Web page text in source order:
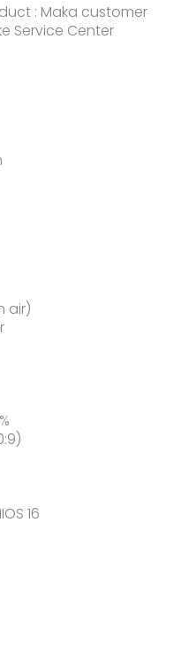
: Maka customer
Service Center
air)
16